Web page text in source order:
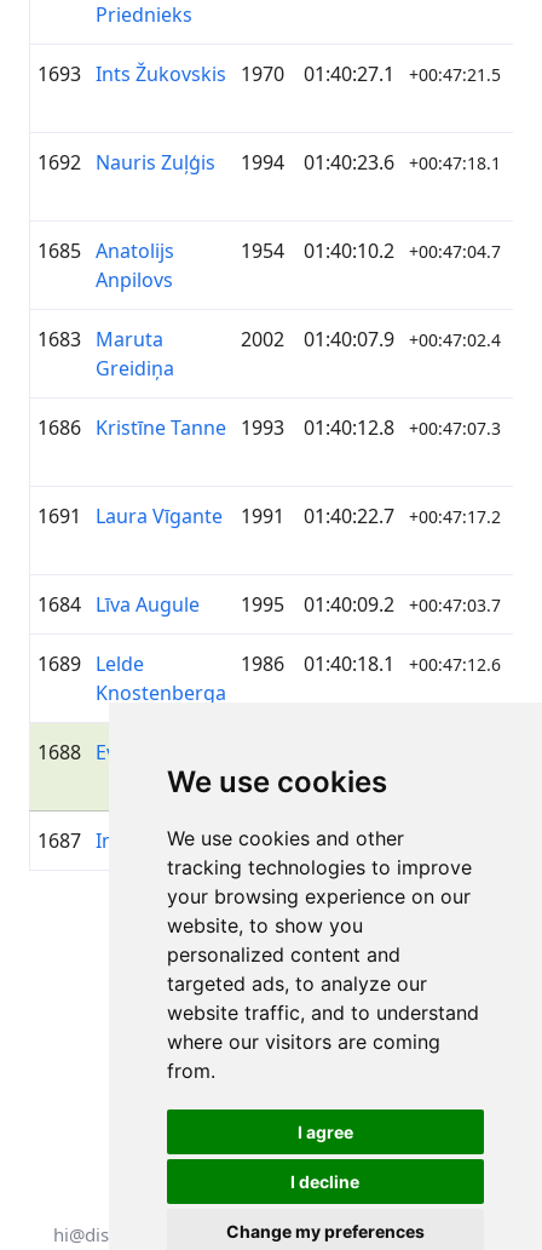
We use cookies
We use cookies and other
tracking technologies to improve
your browsing experience on our
website, to show you
personalized content and
targeted ads, to analyze our
website traffic, and to understand
where our visitors are coming
from.
I agree
I decline
Change my preferences
Priednieks
1693 Ints Žukovskis 1970 01:40:27.1 +00:47:21.5
1692 Nauris Zuļģis 1994 01:40:23.6 +00:47:18.1
1685 Anatolijs
Anpilovs
1954 01:40:10.2 +00:47:04.7
1683 Maruta
Greidiņa
2002 01:40:07.9 +00:47:02.4
1686 Kristīne Tanne 1993 01:40:12.8 +00:47:07.3
1691 Laura Vīgante 1991 01:40:22.7 +00:47:17.2
1684 Līva Augule 1995 01:40:09.2 +00:47:03.7
1689 Lelde
Knostenberga
1986 01:40:18.1 +00:47:12.6
1688 Evija Homko
1687 Inta Ose 1969 01:40:14.7
Lapa 1 no 1
Kopā 11 Rezultāti
Atpakaļ uz rezultātiem
Visas tiesības aizsargātas. DistantRace
hi@distantrace.com
+371 25425987